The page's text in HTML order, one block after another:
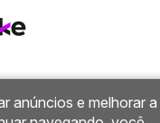
anúncios e melhorar a